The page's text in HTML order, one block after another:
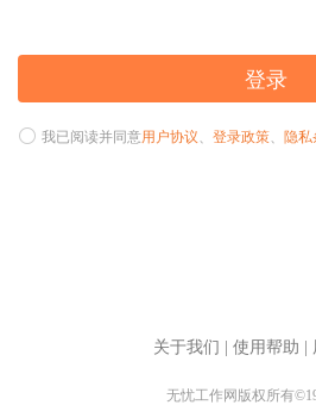
登录
我已阅读并同意用户协议、 登录政策、 隐私
关于我们 使用帮助
无忧工作网版权所有